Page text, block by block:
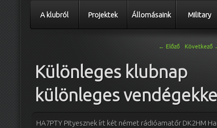
A klubról Projektek Állomásaink Military
← Előző Következő
Különleges klubnap
különleges
HA7PTY Pityesznek írt két német rádióamatőr DK2HM